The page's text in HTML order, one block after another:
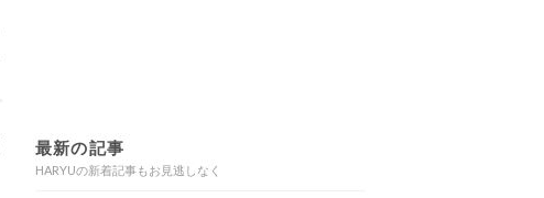
最新の記事
HARYUの新着記事もお見逃しなく